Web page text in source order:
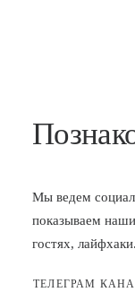
Мы ведем
показываем
гостях,
ТЕЛЕГРАМ